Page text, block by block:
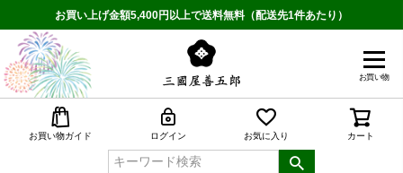
お買い上げ金額5,400円以上で送料無料（配送先1件あたり）
お買い物
お買い物ガイド ログイン お気に入り カート